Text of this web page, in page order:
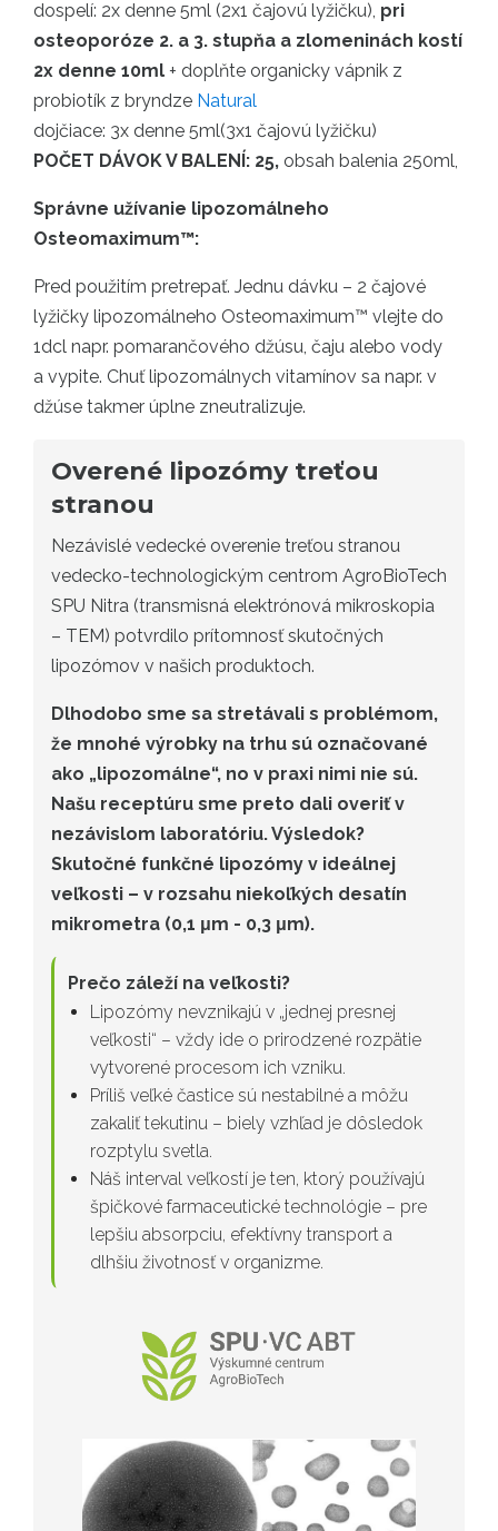
dospelí: 2x denne 5ml (2x1 čajovú lyžičku), pri
osteoporóze 2. a 3. stupňa a zlomeninách kostí
2x denne 10ml + doplňte organicky vápnik z
probiotík z bryndze Natural
dojčiace: 3x denne 5ml(3x1 čajovú lyžičku)
POČET DÁVOK V BALENÍ: 25, obsah balenia 250ml,
Správne užívanie lipozomálneho
Osteomaximum™:
Pred použitím pretrepať. Jednu dávku – 2 čajové
lyžičky lipozomálneho Osteomaximum™ vlejte do
1dcl napr. pomarančového džúsu, čaju alebo vody
a vypite. Chuť lipozomálnych vitamínov sa napr. v
džúse takmer úplne zneutralizuje.
Overené lipozómy treťou
stranou
Nezávislé vedecké overenie treťou stranou
vedecko-technologickým centrom AgroBioTech
SPU Nitra (transmisná elektrónová mikroskopia
– TEM) potvrdilo prítomnosť skutočných
lipozómov v našich produktoch.
Dlhodobo sme sa stretávali s problémom,
že mnohé výrobky na trhu sú označované
ako „lipozomálne“, no v praxi nimi nie sú.
Našu receptúru sme preto dali overiť v
nezávislom laboratóriu. Výsledok?
Skutočné funkčné lipozómy v ideálnej
veľkosti – v rozsahu niekoľkých desatín
mikrometra (0,1 μm - 0,3 μm).
Prečo záleží na veľkosti?
Lipozómy nevznikajú v „jednej presnej
veľkosti“ – vždy ide o prirodzené rozpätie
vytvorené procesom ich vzniku.
Príliš veľké častice sú nestabilné a môžu
zakaliť tekutinu – biely vzhľad je dôsledok
rozptylu svetla.
Náš interval veľkostí je ten, ktorý používajú
špičkové farmaceutické technológie – pre
lepšiu absorpciu, efektívny transport a
dlhšiu životnosť v organizme.